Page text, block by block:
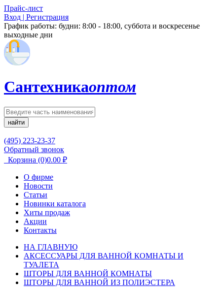
Прайс-лист
Вход | Регистрация
График работы: будни: 8:00 - 18:00, суббота и воскресенье
выходные дни
Сантехникаоптом
найти
(495) 223-23-37
Обратный звонок
Корзина (0)0.00 ₽
О фирме
Новости
Статьи
Новинки каталога
Хиты продаж
Акции
Контакты
НА ГЛАВНУЮ
АКСЕССУАРЫ ДЛЯ ВАННОЙ КОМНАТЫ И
ТУАЛЕТА
ШТОРЫ ДЛЯ ВАННОЙ КОМНАТЫ
ШТОРЫ ДЛЯ ВАННОЙ ИЗ ПОЛИЭСТЕРА